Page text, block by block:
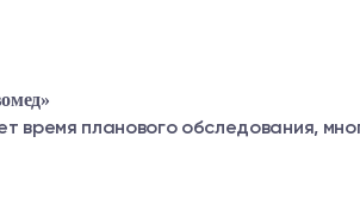
время планового обследования,